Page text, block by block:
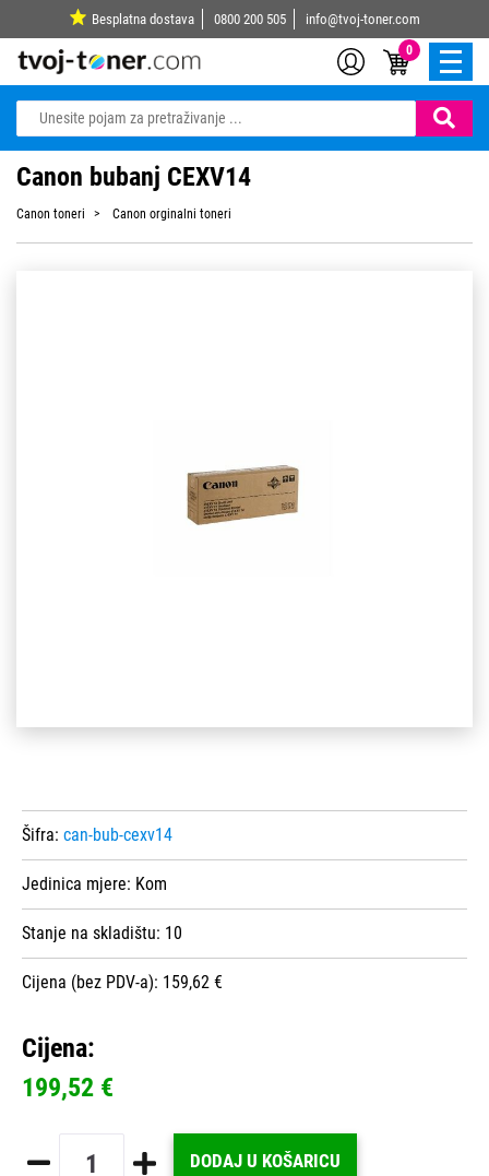
Besplatna dostava 0800 200 505 info@tvoj-toner.com
0
Canon bubanj CEXV14
Canon toneri Canon orginalni toneri
Šifra: can-bub-cexv14
Jedinica mjere: Kom
Stanje na skladištu: 10
Cijena (bez PDV-a): 159,62 €
Cijena:
199,52 €
DODAJ U KOŠARICU